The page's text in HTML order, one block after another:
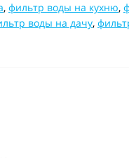
, фильтр воды на кухню,
воды на дачу,